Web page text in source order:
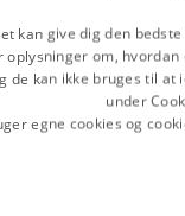
og europæisk
kan give dig den
oplysninger om,
de kan ikke bruges til
under
egne cookies og